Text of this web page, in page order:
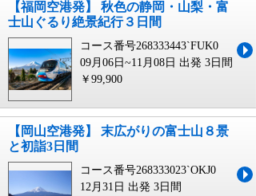
【福岡空港発】 秋色の静岡・山梨・富
士山ぐるり絶景紀行３日間
コース番号268333443`FUK0
09月06日~11月08日 出発 3日間
￥99,900
【岡山空港発】 末広がりの富士山８景
と初詣3日間
コース番号268333023`OKJ0
12月31日 出発 3日間